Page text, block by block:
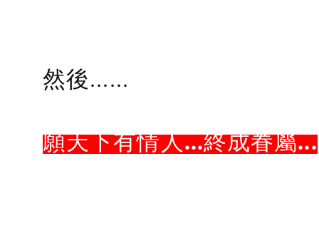
然後......
願天下有情人...終成眷屬...